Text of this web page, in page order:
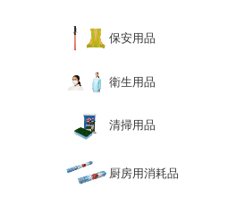
保安用品
衛生用品
清掃用品
厨房用消耗品